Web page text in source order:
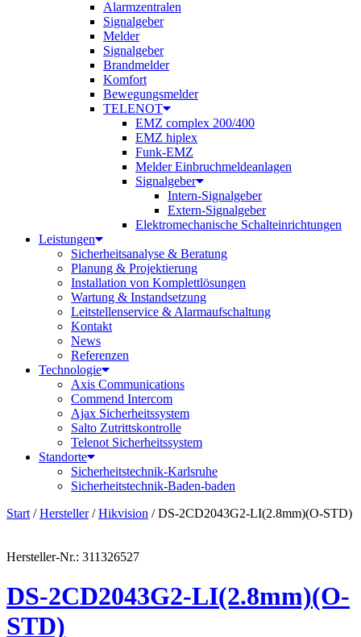
Alarmzentralen
Signalgeber
Melder
Signalgeber
Brandmelder
Komfort
Bewegungsmelder
TELENOT
EMZ complex 200/400
EMZ hiplex
Funk-EMZ
Melder Einbruchmeldeanlagen
Signalgeber
Intern-Signalgeber
Extern-Signalgeber
Elektromechanische Schalteinrichtungen
Leistungen
Sicherheitsanalyse & Beratung
Planung & Projektierung​
Installation von Komplettlösungen
Wartung & Instandsetzung
Leitstellenservice & Alarmaufschaltung
Kontakt
News
Referenzen
Technologie
Axis Communications
Commend Intercom
Ajax Sicherheitssystem​
Salto Zutrittskontrolle
Telenot Sicherheitssystem
Standorte
Sicherheitstechnik-Karlsruhe
Sicherheitstechnik-Baden-baden
Start /Hersteller/Hikvision / DS-2CD2043G2-LI(2.8mm)(O-STD)
Hersteller-Nr.: 311326527
DS-2CD2043G2-LI(2.8mm)(O-
STD)